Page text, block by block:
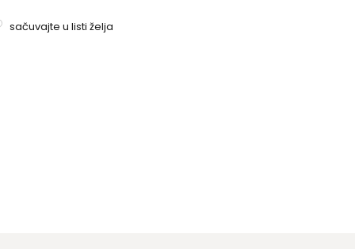
sačuvajte u listi želja